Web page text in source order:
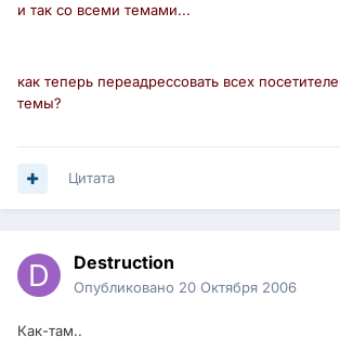
и так со всеми темами...
как теперь переадрессовать всех
темы?
Цитата
Destruction
Опубликовано 20 Октября 2006
Как-там..